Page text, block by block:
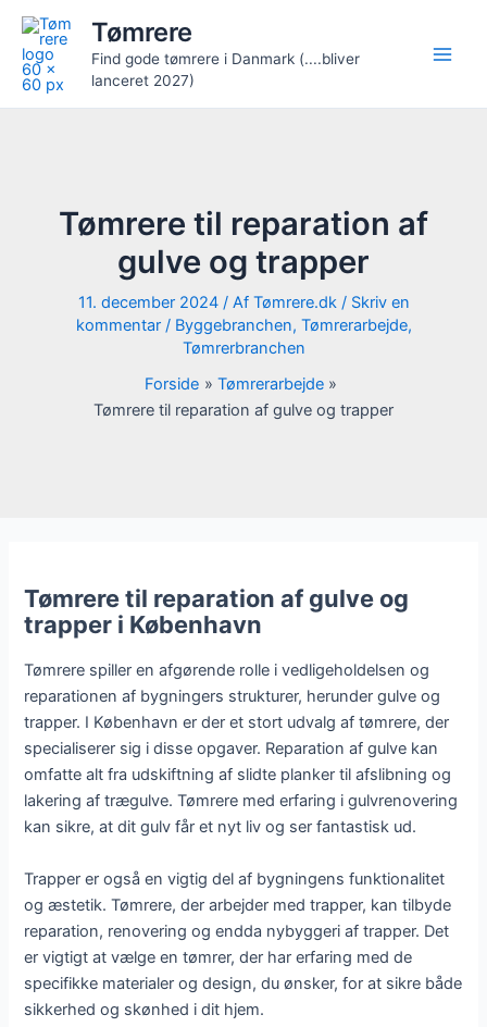
indholdet
Tømrere
Find gode tømrere i Danmark (....bliver
lanceret 2027)
Tømrere til reparation af
gulve og trapper
11. december 2024 / Af Tømrere.dk / Skriv en
kommentar / Byggebranchen, Tømrerarbejde,
Tømrerbranchen
Forside
Tømrerarbejde
Tømrere til reparation af gulve og trapper
Tømrere til reparation af gulve og
trapper i København
Tømrere spiller en afgørende rolle i vedligeholdelsen og
reparationen af bygningers strukturer, herunder gulve og
trapper. I København er der et stort udvalg af tømrere, der
specialiserer sig i disse opgaver. Reparation af gulve kan
omfatte alt fra udskiftning af slidte planker til afslibning og
lakering af trægulve. Tømrere med erfaring i gulvrenovering
kan sikre, at dit gulv får et nyt liv og ser fantastisk ud.
Trapper er også en vigtig del af bygningens funktionalitet
og æstetik. Tømrere, der arbejder med trapper, kan tilbyde
reparation, renovering og endda nybyggeri af trapper. Det
er vigtigt at vælge en tømrer, der har erfaring med de
specifikke materialer og design, du ønsker, for at sikre både
sikkerhed og skønhed i dit hjem.